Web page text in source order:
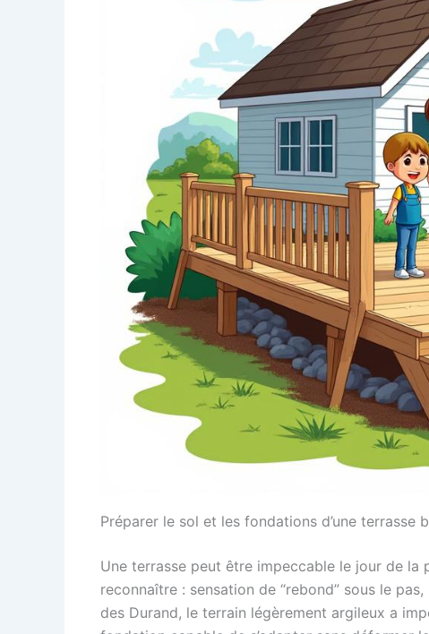
Préparer le sol et les fondations d’une
Une terrasse peut être impeccable le jour de
reconnaître : sensation de “rebond” sous le
des Durand, le terrain légèrement argileux a